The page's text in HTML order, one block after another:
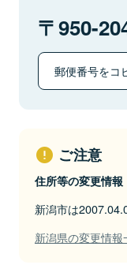
950-
郵便番号をコ
ご注意
住所等の変更情報
新潟市は
新潟県の変更情報